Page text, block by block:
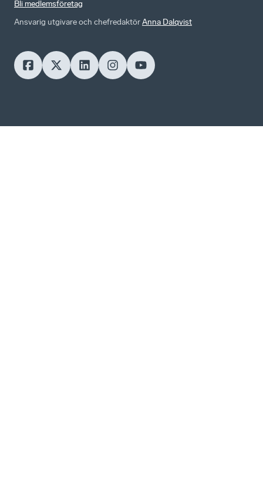
Bli medlemsföretag
Ansvarig utgivare och chefredaktörAnna Dalqvist